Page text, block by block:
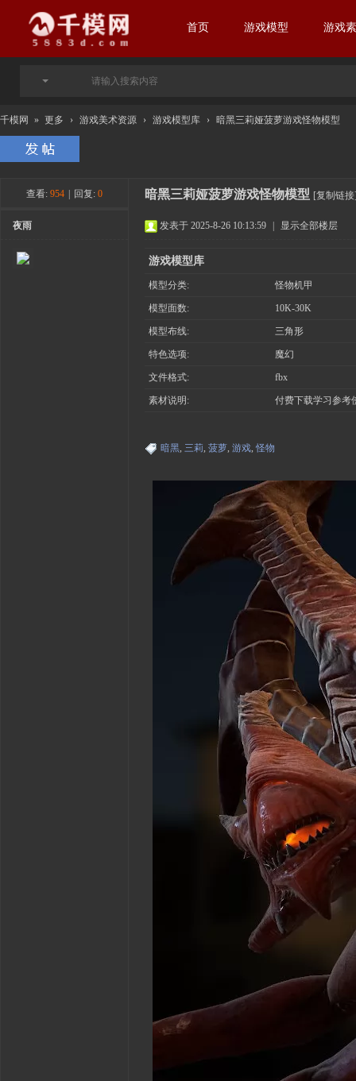
首页 游戏模型 游戏
千模网 » 更多 › 游戏美术资源 › 游戏模型库 › 暗黑三莉娅菠萝游戏怪物模型
查看: 954 回复: 0 暗黑三莉娅菠萝游戏怪物模型 [复制链
夜雨 发表于 2025-8-26 10:13:59 显示全部楼层
游戏模型库
模型分类: 怪物机甲
模型面数: 10K-30K
模型布线: 三角形
特色选项: 魔幻
文件格式: fbx
素材说明: 付费下载学习参考
暗黑, 三莉, 菠萝, 游戏,怪物